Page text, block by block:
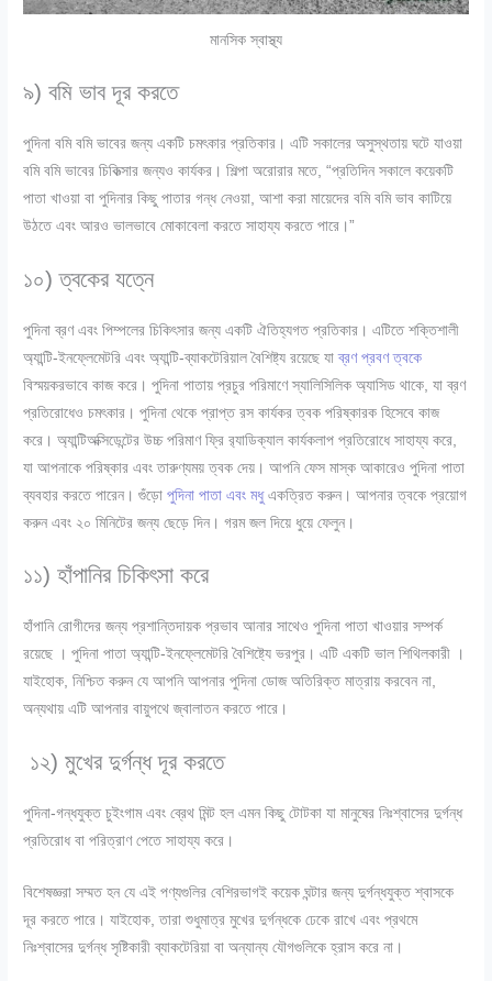
মানসিক স্বাস্থ্য
৯) বমি ভাব দূর করতে
পুদিনা বমি বমি ভাবের জন্য একটি চমৎকার প্রতিকার। এটি সকালের অসুস্থতায় ঘটে যাওয়া
বমি বমি ভাবের চিকিত্সার জন্যও কার্যকর। শিল্পা অরোরার মতে, “প্রতিদিন সকালে কয়েকটি
পাতা খাওয়া বা পুদিনার কিছু পাতার গন্ধ নেওয়া, আশা করা মায়েদের বমি বমি ভাব কাটিয়ে
উঠতে এবং আরও ভালভাবে মোকাবেলা করতে সাহায্য করতে পারে।”
১০) ত্বকের যত্নে
পুদিনা ব্রণ এবং পিম্পলের চিকিৎসার জন্য একটি ঐতিহ্যগত প্রতিকার। এটিতে শক্তিশালী
অ্যান্টি-ইনফ্লেমেটরি এবং অ্যান্টি-ব্যাকটেরিয়াল বৈশিষ্ট্য রয়েছে যাব্রণ প্রবণ ত্বকে
বিস্ময়করভাবে কাজ করে। পুদিনা পাতায় প্রচুর পরিমাণে স্যালিসিলিক অ্যাসিড থাকে, যা ব্রণ
প্রতিরোধেও চমৎকার। পুদিনা থেকে প্রাপ্ত রস কার্যকর ত্বক পরিষ্কারক হিসেবে কাজ
করে। অ্যান্টিঅক্সিডেন্টের উচ্চ পরিমাণ ফ্রি র‌্যাডিক্যাল কার্যকলাপ প্রতিরোধে সাহায্য করে,
যা আপনাকে পরিষ্কার এবং তারুণ্যময় ত্বক দেয়। আপনি ফেস মাস্ক আকারেও পুদিনা পাতা
ব্যবহার করতে পারেন। গুঁড়োপুদিনা পাতা এবং মধুএকত্রিত করুন। আপনার ত্বকে প্রয়োগ
করুন এবং ২০ মিনিটের জন্য ছেড়ে দিন। গরম জল দিয়ে ধুয়ে ফেলুন।
১১) হাঁপানির চিকিৎসা করে
হাঁপানি রোগীদের জন্য প্রশান্তিদায়ক প্রভাব আনার সাথেও পুদিনা পাতা খাওয়ার সম্পর্ক
রয়েছে । পুদিনা পাতা অ্যান্টি-ইনফ্লেমেটরি বৈশিষ্ট্যে ভরপুর। এটি একটি ভাল শিথিলকারী ।
যাইহোক, নিশ্চিত করুন যে আপনি আপনার পুদিনা ডোজ অতিরিক্ত মাত্রায় করবেন না,
অন্যথায় এটি আপনার বায়ুপথে জ্বালাতন করতে পারে।
১২) মুখের দুর্গন্ধ দূর করতে
পুদিনা-গন্ধযুক্ত চুইংগাম এবং ব্রেথ মিন্ট হল এমন কিছু টোটকা যা মানুষের নিঃশ্বাসের দুর্গন্ধ
প্রতিরোধ বা পরিত্রাণ পেতে সাহায্য করে।
বিশেষজ্ঞরা সম্মত হন যে এই পণ্যগুলির বেশিরভাগই কয়েক ঘন্টার জন্য দুর্গন্ধযুক্ত শ্বাসকে
দূর করতে পারে। যাইহোক, তারা শুধুমাত্র মুখের দুর্গন্ধকে ঢেকে রাখে এবং প্রথমে
নিঃশ্বাসের দুর্গন্ধ সৃষ্টিকারী ব্যাকটেরিয়া বা অন্যান্য যৌগগুলিকে হ্রাস করে না।